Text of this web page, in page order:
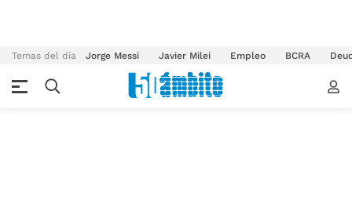
Temas del día Jorge Messi Javier Milei Empleo BCRA